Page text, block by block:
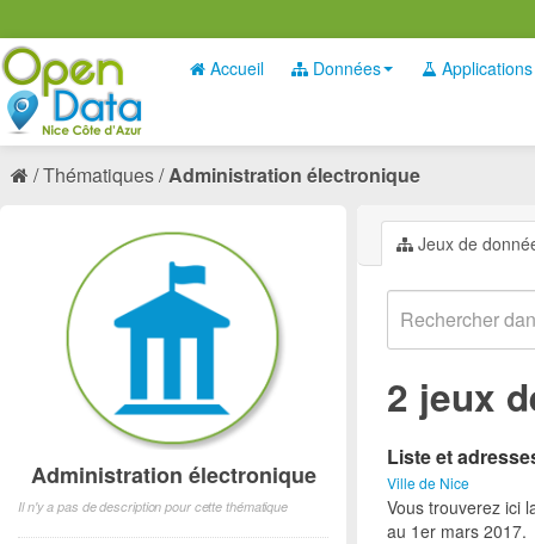
Accueil Données Applications
Thématiques Administration électronique
Jeux de
2 jeux
Liste et
Ville de Nice
Vous trouverez ici
au 1er mars 2017.
Administration électronique
Il n'y a pas de description pour cette thématique